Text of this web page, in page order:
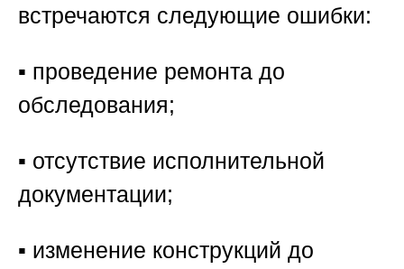
встречаются следующие ошибки:
▪️ проведение ремонта до
обследования;
▪️ отсутствие исполнительной
документации;
▪️ изменение конструкций до